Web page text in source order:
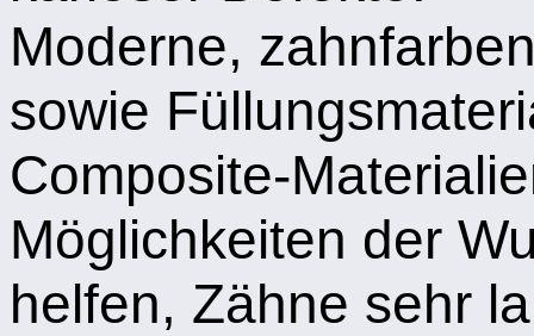
Moderne,
sowie
Composite-
Möglichkeiten der
helfen, Zähne sehr